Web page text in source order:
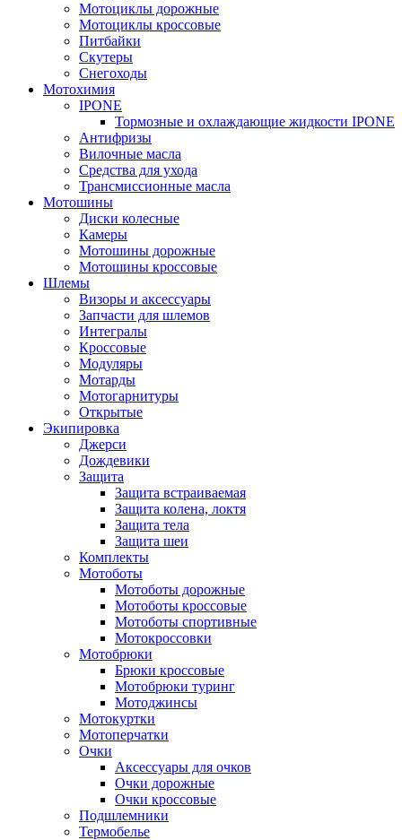
Мотоциклы дорожные
Мотоциклы кроссовые
Питбайки
Скутеры
Снегоходы
Мотохимия
IPONE
Тормозные и охлаждающие жидкости IPONE
Антифризы
Вилочные масла
Средства для ухода
Трансмиссионные масла
Мотошины
Диски колесные
Камеры
Мотошины дорожные
Мотошины кроссовые
Шлемы
Визоры и аксессуары
Запчасти для шлемов
Интегралы
Кроссовые
Модуляры
Мотарды
Мотогарнитуры
Открытые
Экипировка
Джерси
Дождевики
Защита
Защита встраиваемая
Защита колена, локтя
Защита тела
Защита шеи
Комплекты
Мотоботы
Мотоботы дорожные
Мотоботы кроссовые
Мотоботы спортивные
Мотокроссовки
Мотобрюки
Брюки кроссовые
Мотобрюки туринг
Мотоджинсы
Мотокуртки
Мотоперчатки
Очки
Аксессуары для очков
Очки дорожные
Очки кроссовые
Подшлемники
Термобелье